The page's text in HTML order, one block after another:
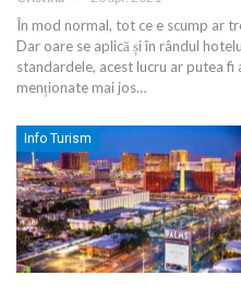
În mod normal, tot ce e scump ar
Dar oare se aplică și în rândul
standardele, acest lucru ar putea
menționate mai jos…
Info Turism